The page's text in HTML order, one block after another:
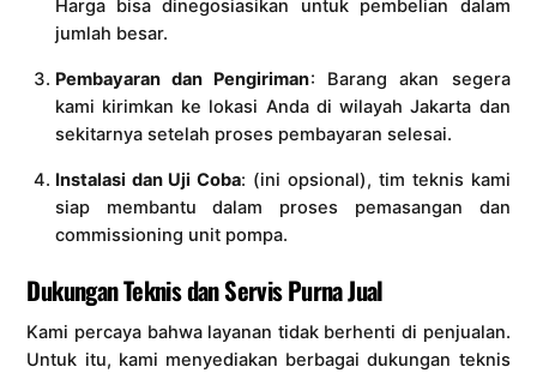
Harga bisa dinegosiasikan untuk pembelian dalam
jumlah besar.
Pembayaran dan Pengiriman: Barang akan segera
kami kirimkan ke lokasi Anda di wilayah Jakarta dan
sekitarnya setelah proses pembayaran selesai.
Instalasi dan Uji Coba: (ini opsional), tim teknis kami
siap membantu dalam proses pemasangan dan
commissioning unit pompa.
Dukungan Teknis dan Servis Purna Jual
Kami percaya bahwa layanan tidak berhenti di penjualan.
Untuk itu, kami menyediakan berbagai dukungan teknis